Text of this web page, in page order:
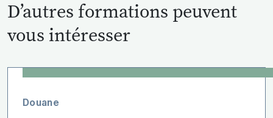
D’autres formations peuvent
vous intéresser
Douane